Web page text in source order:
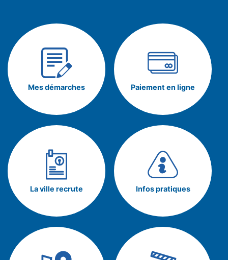
Mes démarches Paiement en ligne
La ville recrute Infos pratiques